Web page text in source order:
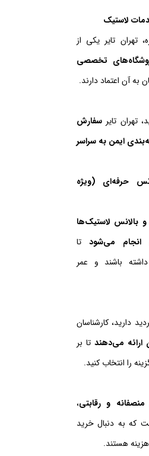
تهران تایر یکی از
تخصصی
به آن اعتماد دارند.
تایر سفارش
ایمن به سراسر
حرفه‌ای (ویژه
بالانس لاستیک‌ها
می‌شودتا
باشند و عمر
دارید، کارشناسان
ارائه می‌دهند تا بر
را انتخاب کنید.
و رقابتی،
که به دنبال خرید
هستند.